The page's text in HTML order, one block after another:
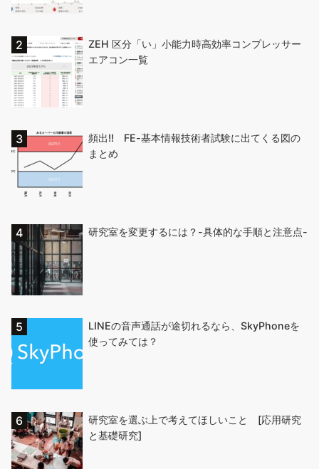
ZEH 区分「い」小能力時高効率コンプレッサー
エアコン一覧
頻出!! FE-基本情報技術者試験に出てくる図の
まとめ
研究室を変更するには？-具体的な手順と注意点-
LINEの音声通話が途切れるなら、SkyPhoneを
使ってみては？
研究室を選ぶ上で考えてほしいこと [応用研究
と基礎研究]